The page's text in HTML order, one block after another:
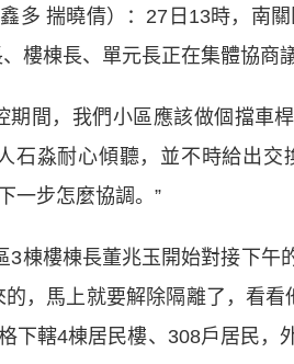
揣曉倩）：27日13時，南關
樓棟長、單元長正在集體協商議
間，我們小區應該做個擋車
石淼耐心傾聽，並不時給出交
一步怎麼協調。”
樓棟長董兆玉開始對接下午
，馬上就要解除隔離了，看看
下轄4棟居民樓、308戶居民，